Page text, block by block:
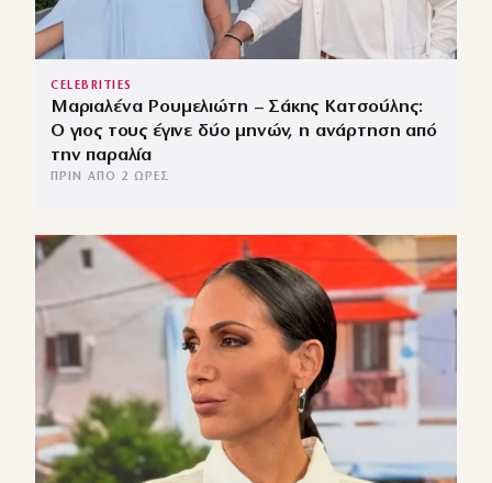
CELEBRITIES
Μαριαλένα Ρουμελιώτη – Σάκης Κατσούλης:
Ο γιος τους έγινε δύο μηνών, η ανάρτηση από
την παραλία
ΠΡΙΝ ΑΠΌ 2 ΏΡΕΣ